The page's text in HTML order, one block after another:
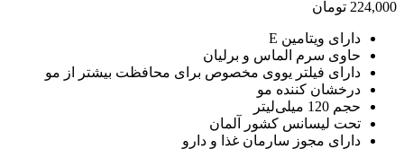
تومان
دارای ویتامین E
حاوی سرم الماس و برلیان
دارای فیلتر یووی مخصوص برای محافظت بیشتر از مو
درخشان کننده مو
حجم 120 میلی‌لیتر
تحت لیسانس کشور آلمان
دارای مجوز سارمان غذا و دارو